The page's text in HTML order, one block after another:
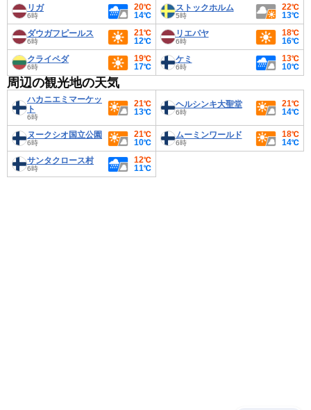
リガ
6時
20℃
14℃
ストックホルム
5時
22℃
13℃
ダウガフピールス
6時
21℃
12℃
リエパヤ
6時
18℃
16℃
クライペダ
6時
19℃
17℃
ケミ
6時
13℃
10℃
周辺の観光地の天気
ハカニエミマーケッ
ト
6時
21℃
13℃
ヘルシンキ大聖堂
6時
21℃
14℃
ヌークシオ国立公園
6時
21℃
10℃
ムーミンワールド
6時
18℃
14℃
サンタクロース村
6時
12℃
11℃